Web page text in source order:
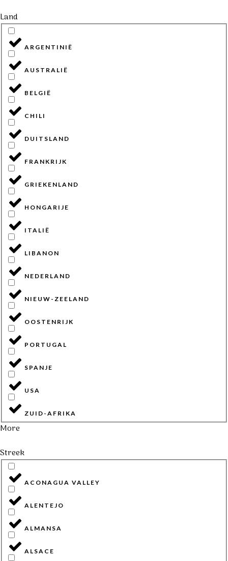
Land
ARGENTINIË
AUSTRALIË
BELGIË
CHILI
DUITSLAND
FRANKRIJK
GRIEKENLAND
HONGARIJE
ITALIË
LIBANON
NEDERLAND
NIEUW-ZEELAND
OOSTENRIJK
PORTUGAL
SPANJE
USA
ZUID-AFRIKA
More
Streek
ACONAGUA VALLEY
ALENTEJO
ALMANSA
ALSACE